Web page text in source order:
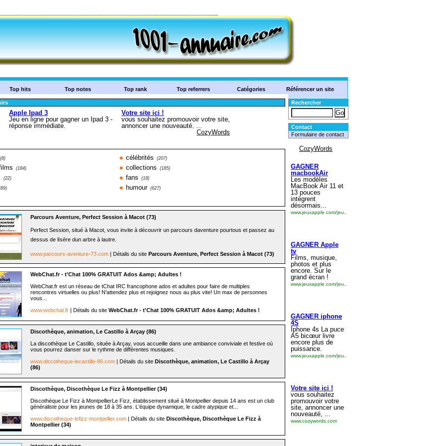
Top hits Top notes Top rank Top referrers Catégories Référencer un site
Rechercher
Contact
Formulaire de contact
(8)
(184)
(22)
célébrités (207)
collections (185)
fans (18)
humour (627)
Parcours Aventure, Perfect Session à Macot (73)
Perfect Session, situé à Macot, vous invite à découvrir un parcours daventure pourtous et passez au
dessus de lIsère dun arbre à lautre.
www.parcours-aventure-73.com | Détails du site Parcours Aventure, Perfect Session à Macot (73)
WebChat.fr - t'Chat 100% GRATUIT Ados &amp; Adultes !
WebChat.fr est un réseau de tChat IRC francophone ados et adultes pour faire de multiples
rencontres virtuelles ou plus! N'attendez plus et rejoignez nous au plus vite! Un max de personnes
vous...
www.webchat.fr | Détails du site WebChat.fr - t'Chat 100% GRATUIT Ados &amp; Adultes !
Discothèque, animation, Le Castillo à Arçay (86)
La discothèque Le Castillo, située à Arçay, vous accueille dans une ambiance conviviale et festive où
vous pourrez danser sur le rythme de différentes musiques.
www.discotheque-lecastillo-86.com | Détails du site Discothèque, animation, Le Castillo à Arçay
(86)
Discothèque, Discothèque Le Fizz à Montpellier (34)
Discothèque Le Fizz à MontpellierLe Fizz, établissement situé à Montpellier depuis 14 ans est un club
généraliste pour les jeunes de 18 à 35 ans. L'équipe dynamique, le cadre atypique et...
www.discotheque-lefizz-montpellier.com | Détails du site Discothèque, Discothèque Le Fizz à
Montpellier (34)